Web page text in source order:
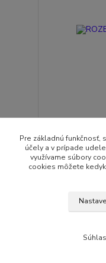
7,45 EUR
6,06 EURbez DPH
Pre základnú funkčnosť,
účely a v prípade
využívame súbory
cookies môžete